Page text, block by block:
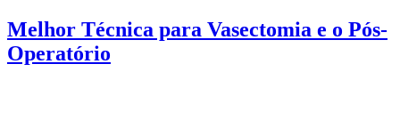
Melhor Técnica para Vasectomia e o Pós-
Operatório